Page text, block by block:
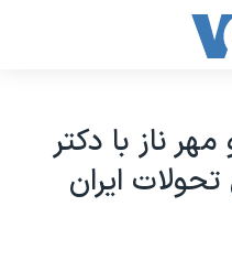
ناز با دکتر
ايران